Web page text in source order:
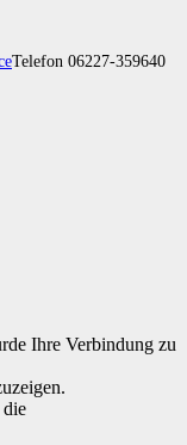
Telefon 06227-359640
Ihre Verbindung zu
die